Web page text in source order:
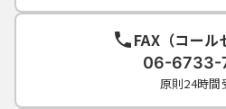
失し、盗難に遭い、又は
が分かったときは、速やか
連絡し、その指示に従っ
（５）利用者ＩＤ及びパス
は、特に有効期限は設けな
FAX（コール
06-6733-
原則24時間